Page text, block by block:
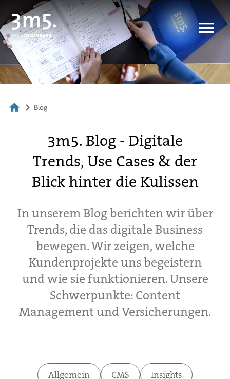
Blog
3m5. Blog - Digitale
Trends, Use Cases & der
Blick hinter die Kulissen
In unserem Blog berichten wir über
Trends, die das digitale Business
bewegen. Wir zeigen, welche
Kundenprojekte uns begeistern
und wie sie funktionieren. Unsere
Schwerpunkte: Content
Management und Versicherungen.
Allgemein CMS Insights